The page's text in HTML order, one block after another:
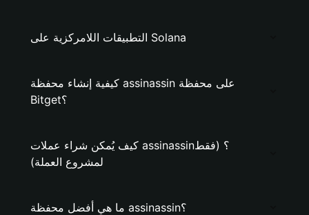
التطبيقات اللامركزية على Solana
كيفية إنشاء محفظة assinassin على محفظة
Bitget؟
كيف يُمكن شراء عملات assinassin؟ (فقط
لمشروع العملة)
ما هي أفضل محفظة assinassin؟